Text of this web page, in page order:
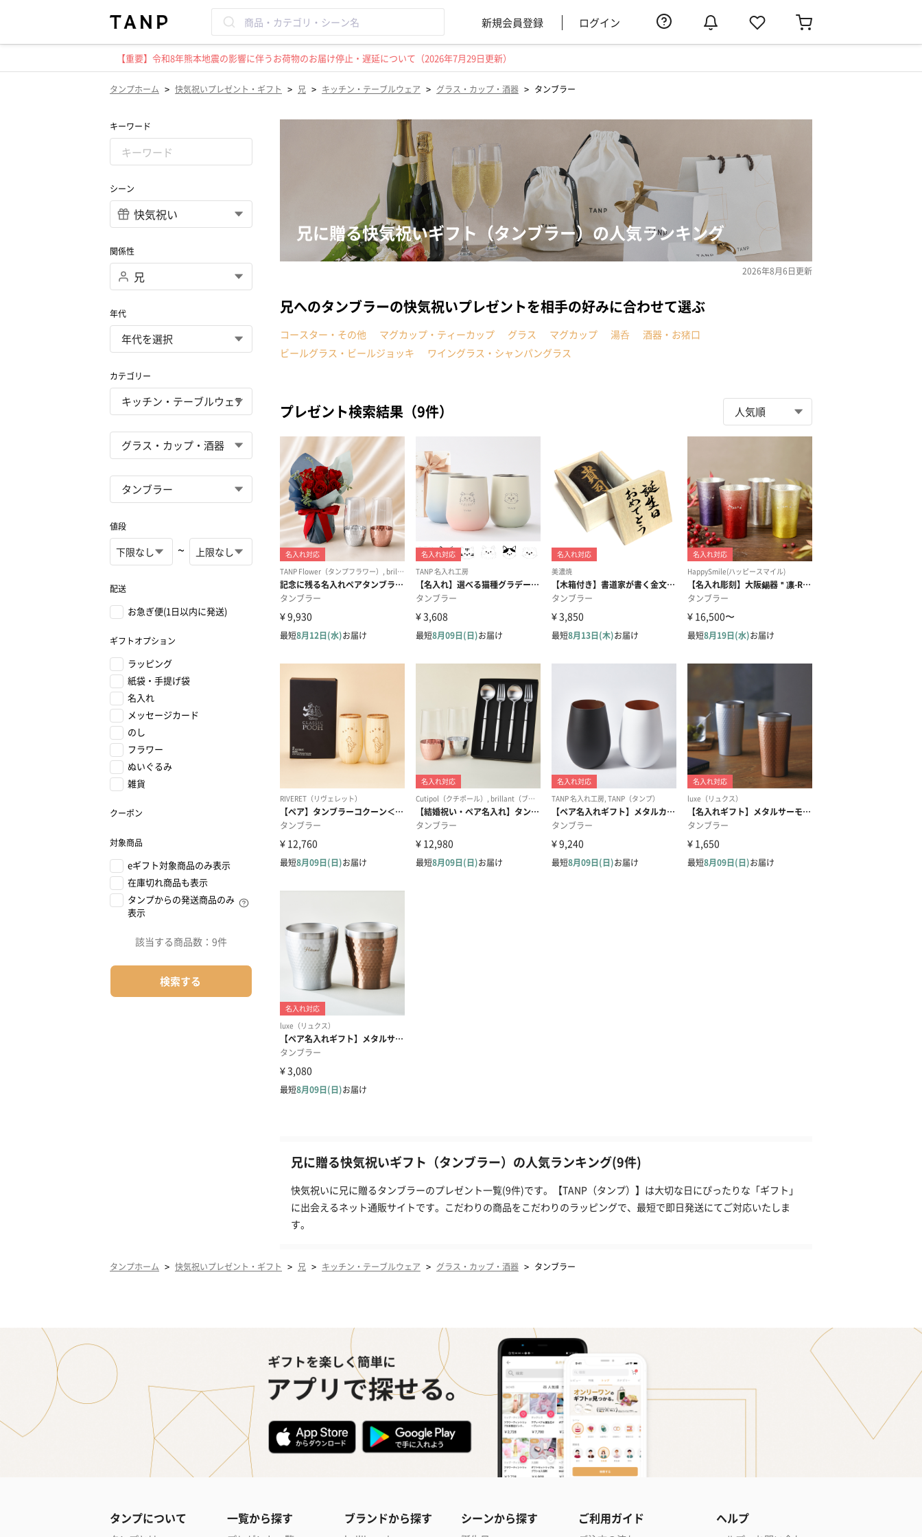
新規会員登録 ログイン
【重要】令和8年熊本地震の影響に伴うお荷物のお届け停止・遅延について（2026年7月29日更新）
タンプホーム > 快気祝いプレゼント・ギフト > 兄 > キッチン・テーブルウェア > グラス・カップ・酒器 > タンブラー
キーワード
シーン
関係性
年代
カテゴリー
値段
~
配送
お急ぎ便(1日以内に発送)
ギフトオプション
ラッピング
紙袋・手提げ袋
名入れ
メッセージカード
のし
フラワー
ぬいぐるみ
雑貨
クーポン
対象商品
eギフト対象商品のみ表示
在庫切れ商品も表示
タンプからの発送商品のみ
表示
該当する商品数： 9件
検索する
兄に贈る快気祝いギフト（タンブラー）の人気ランキング
2026年8月6日更新
兄へのタンブラーの快気祝いプレゼントを相手の好みに合わせて選ぶ
コースター・その他 マグカップ・ティーカップ グラス マグカップ 湯呑
酒器・お猪口
ビールグラス・ビールジョッキ
ワイングラス・シャンパングラス
プレゼント検索結果（9件）
兄に贈る快気祝いギフト（タンブラー）の人気ランキング(9件)
快気祝いに兄に贈るタンブラーのプレゼント一覧(9件)です。【TANP（タンプ）】は大切な日にぴったりな「ギフト」
に出会えるネット通販サイトです。こだわりの商品をこだわりのラッピングで、最短で即日発送にてご対応いたしま
す。
タンプホーム > 快気祝いプレゼント・ギフト > 兄 > キッチン・テーブルウェア > グラス・カップ・酒器 > タンブラー
タンプについて 一覧から探す ブランドから探す シーンから探す ご利用ガイド ヘルプ